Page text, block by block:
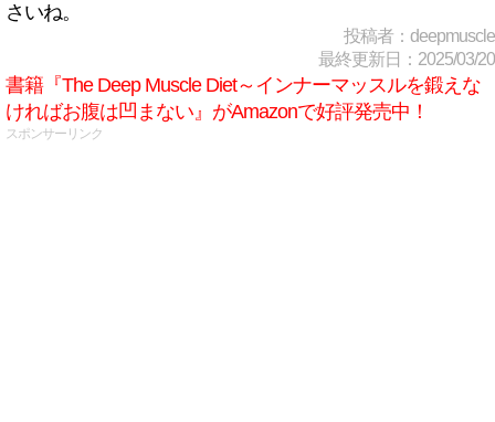
さいね。
投稿者：deepmuscle
最終更新日：2025/03/20
書籍『The Deep Muscle Diet～インナーマッスルを鍛えな
ければお腹は凹まない』がAmazonで好評発売中！
スポンサーリンク